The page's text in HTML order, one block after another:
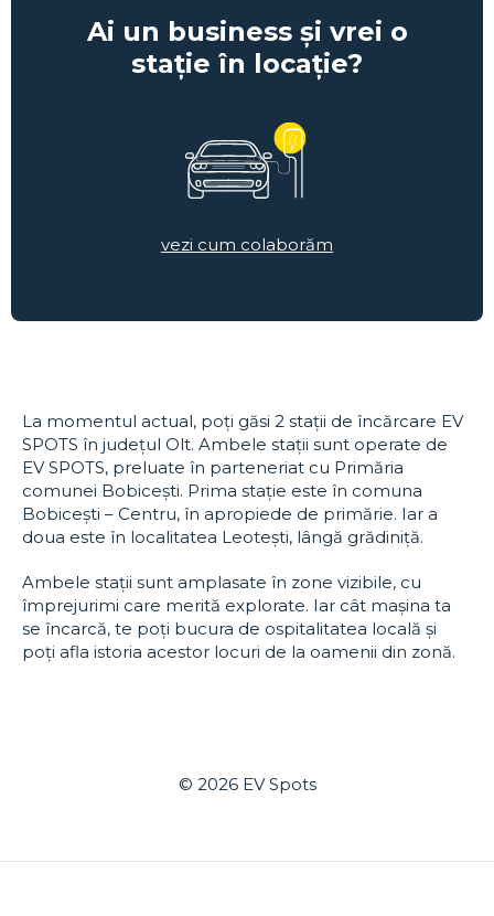
Ai un business și vrei o
stație în locație?
vezi cum colaborăm
La momentul actual, poți găsi 2 stații de încărcare EV
SPOTS în județul Olt. Ambele stații sunt operate de
EV SPOTS, preluate în parteneriat cu Primăria
comunei Bobicești. Prima stație este în comuna
Bobicești – Centru, în apropiede de primărie. Iar a
doua este în localitatea Leotești, lângă grădiniță.
Ambele stații sunt amplasate în zone vizibile, cu
împrejurimi care merită explorate. Iar cât mașina ta
se încarcă, te poți bucura de ospitalitatea locală și
poți afla istoria acestor locuri de la oamenii din zonă.
© 2026 EV Spots